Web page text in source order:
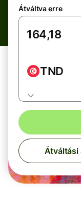
Átváltva erre
TND
Átváltási